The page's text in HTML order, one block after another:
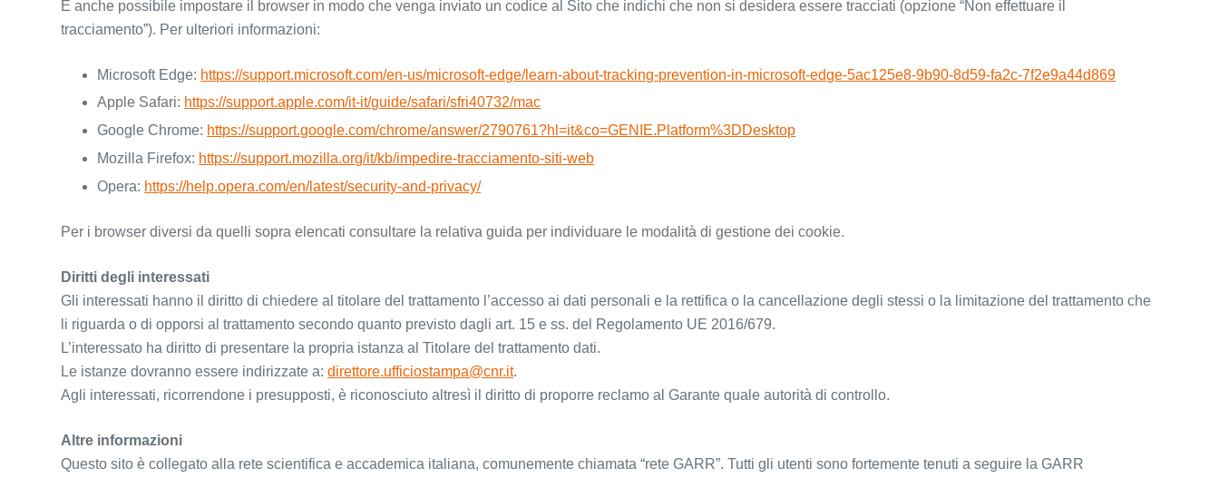
È anche possibile impostare il browser in modo che venga inviato un codice al Sito che indichi che non si desidera essere tracciati (opzione “Non effettuare il
tracciamento”). Per ulteriori informazioni:
Microsoft Edge: https://support.microsoft.com/en-us/microsoft-edge/learn-about-tracking-prevention-in-microsoft-edge-5ac125e8-9b90-8d59-fa2c-7f2e9a44d869
Apple Safari: https://support.apple.com/it-it/guide/safari/sfri40732/mac
Google Chrome: https://support.google.com/chrome/answer/2790761?hl=it&co=GENIE.Platform%3DDesktop
Mozilla Firefox: https://support.mozilla.org/it/kb/impedire-tracciamento-siti-web
Opera: https://help.opera.com/en/latest/security-and-privacy/
Per i browser diversi da quelli sopra elencati consultare la relativa guida per individuare le modalità di gestione dei cookie.
Diritti degli interessati
Gli interessati hanno il diritto di chiedere al titolare del trattamento l’accesso ai dati personali e la rettifica o la cancellazione degli stessi o la limitazione del trattamento che
li riguarda o di opporsi al trattamento secondo quanto previsto dagli art. 15 e ss. del Regolamento UE 2016/679.
L’interessato ha diritto di presentare la propria istanza al Titolare del trattamento dati.
Le istanze dovranno essere indirizzate a:direttore.ufficiostampa@cnr.it.
Agli interessati, ricorrendone i presupposti, è riconosciuto altresì il diritto di proporre reclamo al Garante quale autorità di controllo.
Altre informazioni
Questo sito è collegato alla rete scientifica e accademica italiana, comunemente chiamata “rete GARR”. Tutti gli utenti sono fortemente tenuti a seguire la GARR